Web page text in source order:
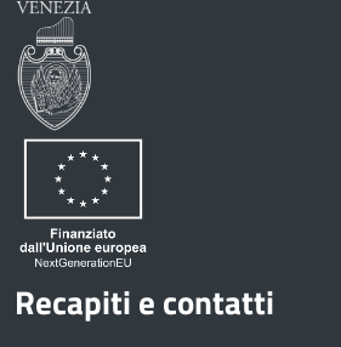
Recapiti e contatti